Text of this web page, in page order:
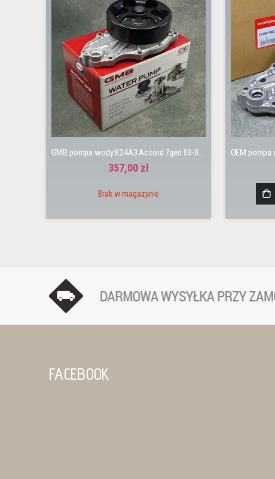
GMB pompa wody K24A3 Accord 7gen 03-08 K20Z4 Civic 8gen 06-11 TypeR FN2
357,00 zł
Brak w magazynie
FACEBOOK